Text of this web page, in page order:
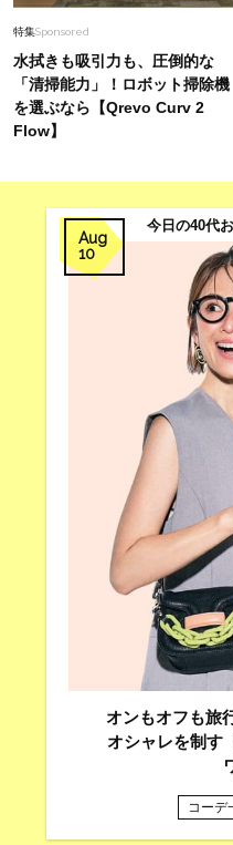
特集Sponsored
水拭きも吸引力も、圧倒的な
「清掃能力」！ロボット掃除機
を選ぶなら【Qrevo Curv 2
Flow】
Aug
10
今日の40代
オンもオフも旅
オシャレを制す
コーデ